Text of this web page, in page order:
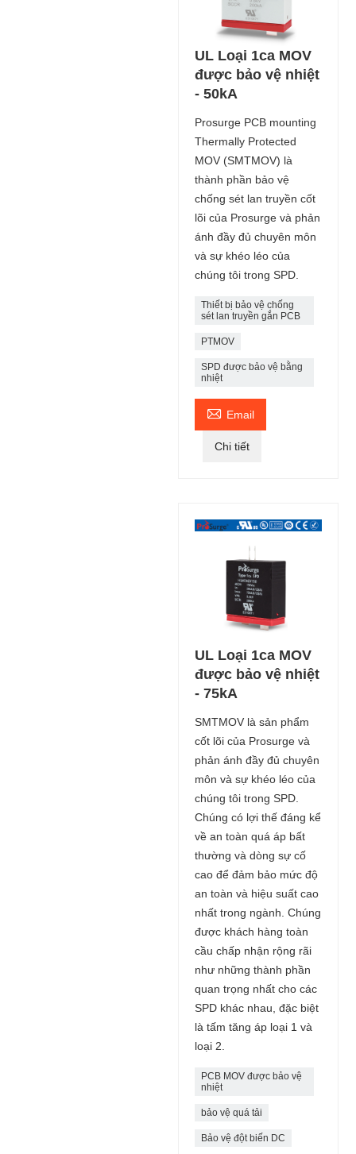
UL Loại 1ca MOV
được bảo vệ nhiệt
- 50kA
Prosurge PCB mounting
Thermally Protected
MOV (SMTMOV) là
thành phần bảo vệ
chống sét lan truyền cốt
lõi của Prosurge và phản
ánh đầy đủ chuyên môn
và sự khéo léo của
chúng tôi trong SPD.
Thiết bị bảo vệ chống
sét lan truyền gắn PCB
PTMOV
SPD được bảo vệ bằng
nhiệt
 Email
Chi tiết
UL Loại 1ca MOV
được bảo vệ nhiệt
- 75kA
SMTMOV là sản phẩm
cốt lõi của Prosurge và
phản ánh đầy đủ chuyên
môn và sự khéo léo của
chúng tôi trong SPD.
Chúng có lợi thế đáng kể
về an toàn quá áp bất
thường và dòng sự cố
cao để đảm bảo mức độ
an toàn và hiệu suất cao
nhất trong ngành. Chúng
được khách hàng toàn
cầu chấp nhận rộng rãi
như những thành phần
quan trọng nhất cho các
SPD khác nhau, đặc biệt
là tấm tăng áp loại 1 và
loại 2.
PCB MOV được bảo vệ
nhiệt
bảo vệ quá tải
Bảo vệ đột biến DC